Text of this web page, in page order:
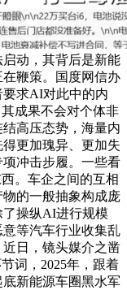
动，其背后是新能
鞭策。国度网信办
求AI对此中的内
成果不会对个体非
高压态势，海量内
更加瑰异、更加失
冲击步履。一些看
。车企之间的互相
的一般抽象构成庞
操纵AI进行规模
等汽车行业收集乱
日，镜头媒介之凿
词，2025年，跟着
新能源车圈黑水军